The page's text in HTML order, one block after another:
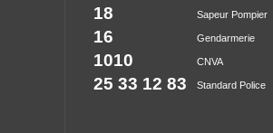
18 Sapeur Pompier
16 Gendarmerie
1010 CNVA
25 33 12 83 Standard Police